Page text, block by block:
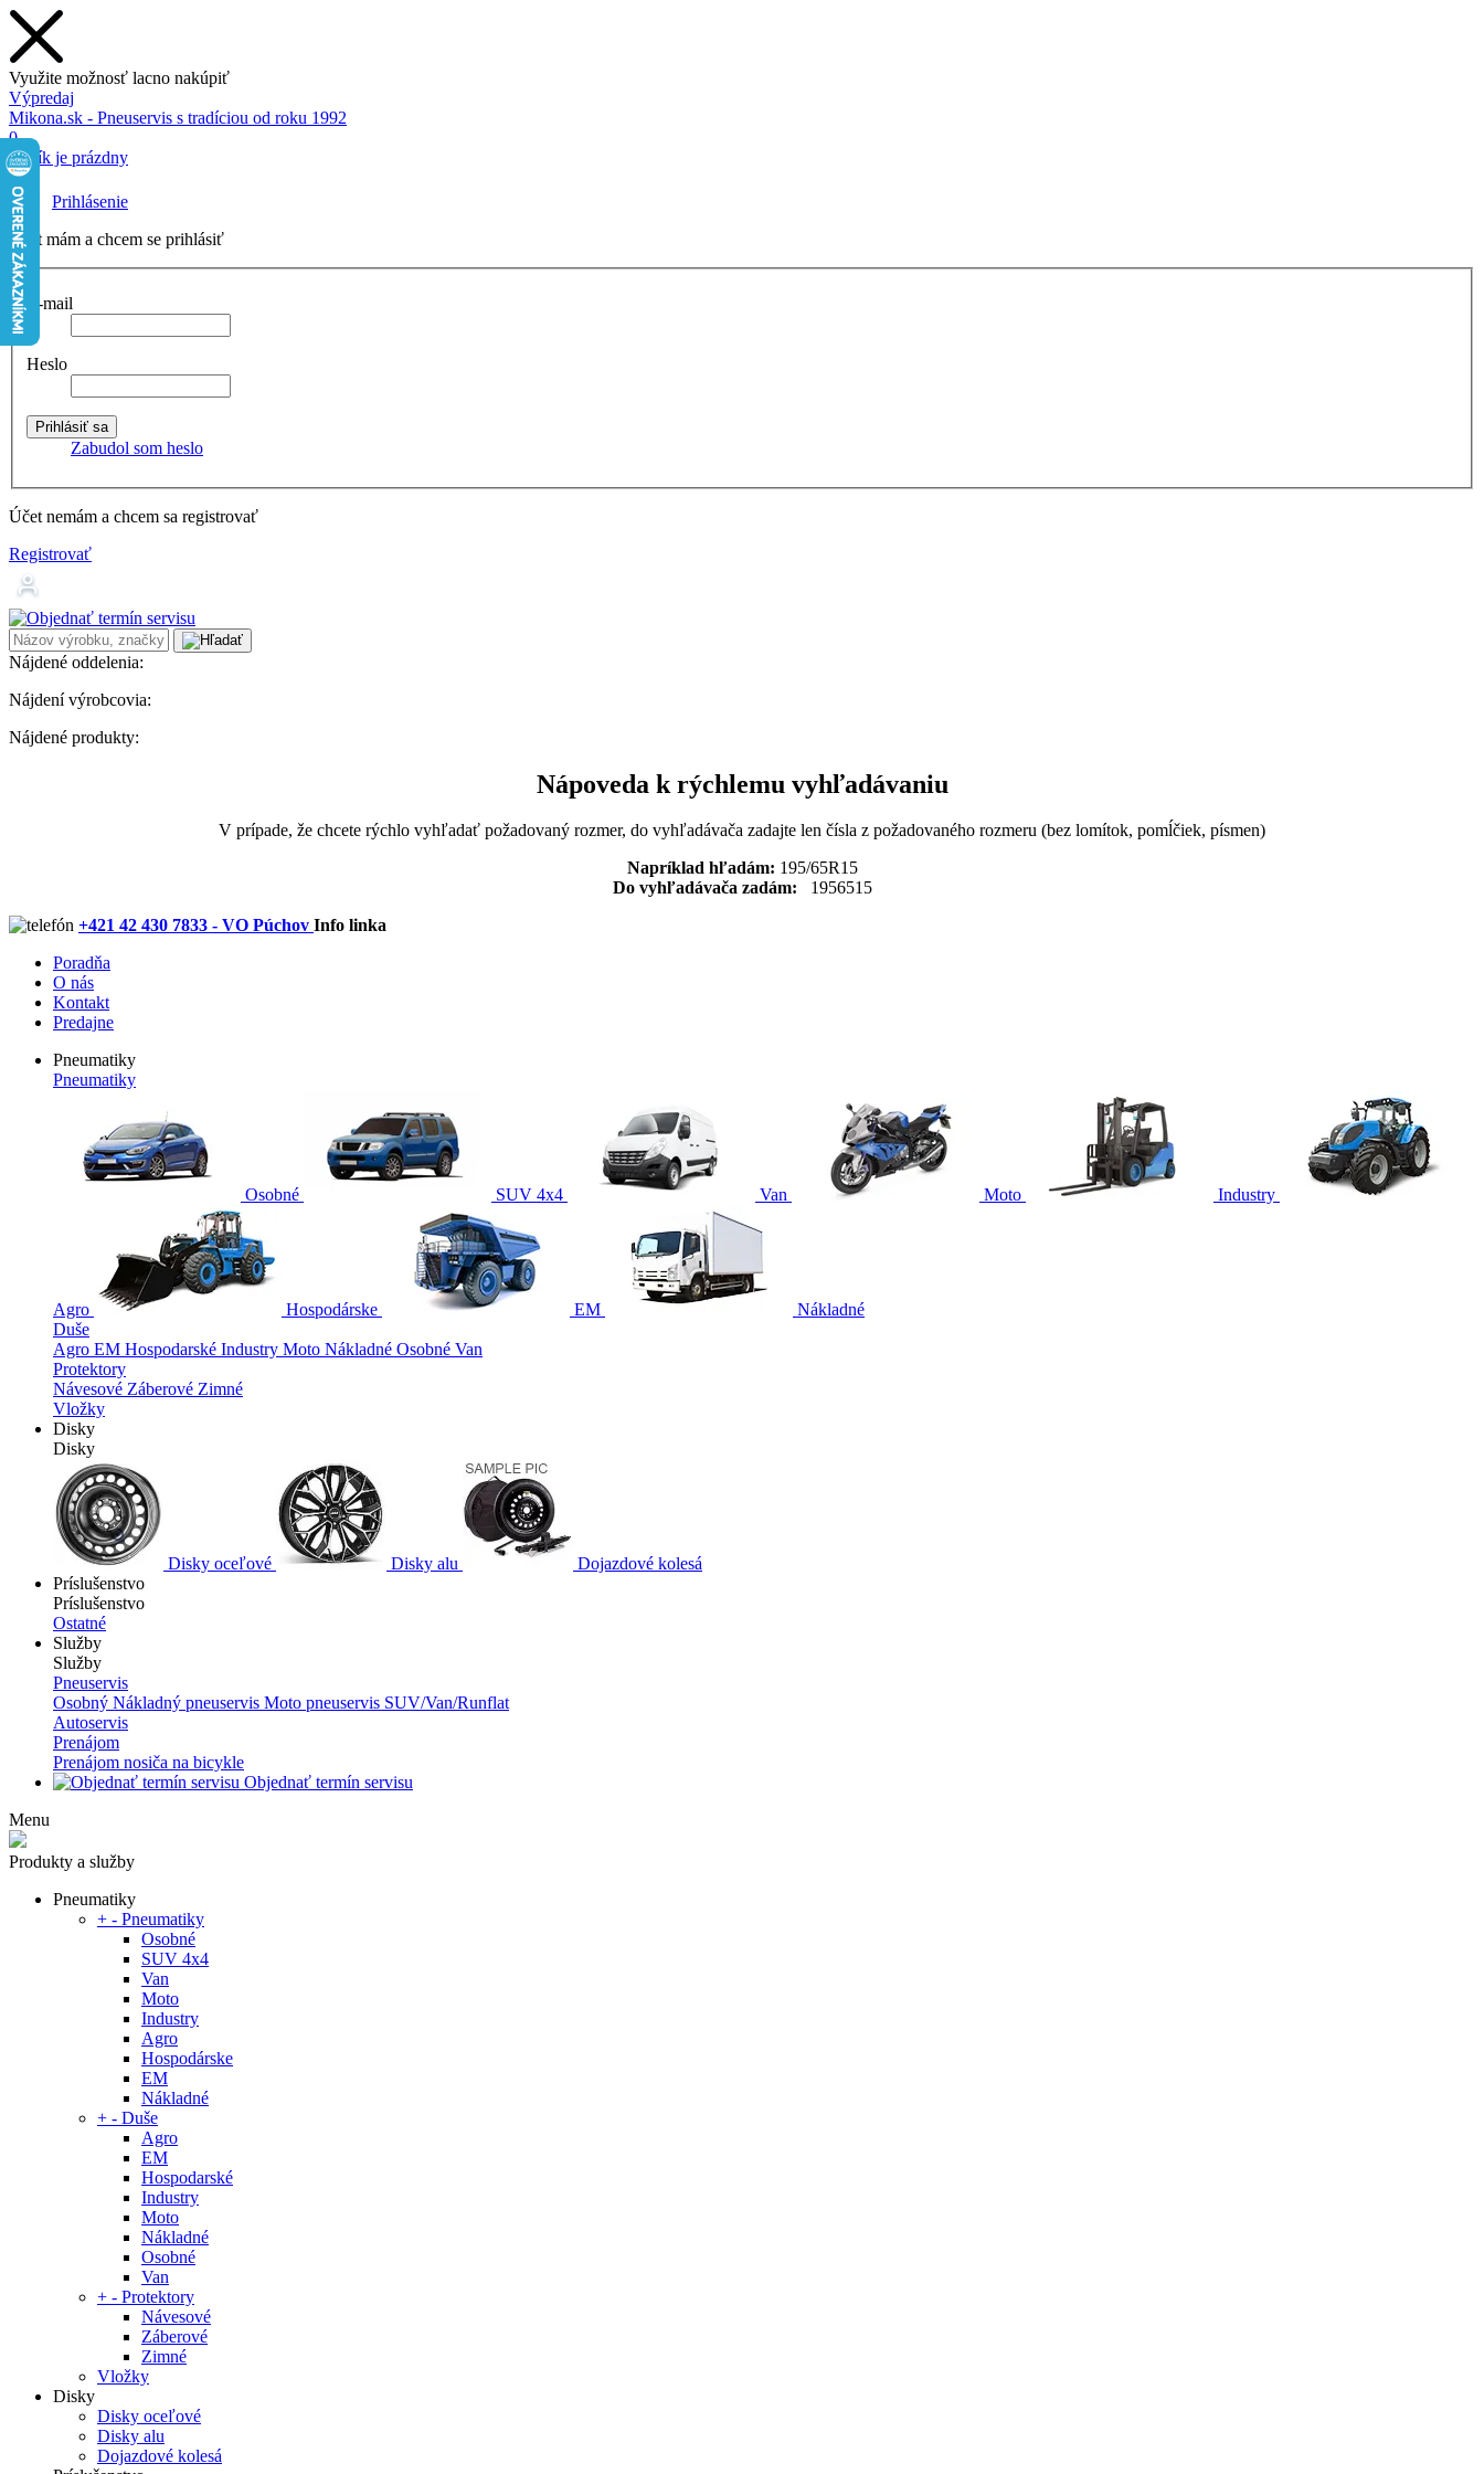
Využite možnosť lacno nakúpiť
Výpredaj
Mikona.sk - Pneuservis s tradíciou od roku 1992
0
Košík je prázdny
Prihlásenie
Účet mám a chcem se prihlásiť
E-mail
Heslo
Zabudol som heslo
Účet nemám a chcem sa registrovať
Registrovať
Nájdené oddelenia:
Nájdení výrobcovia:
Nájdené produkty:
Nápoveda k rýchlemu vyhľadávaniu
V prípade, že chcete rýchlo vyhľadať požadovaný rozmer, do vyhľadávača zadajte len čísla z požadovaného rozmeru (bez lomítok, pomĺčiek, písmen)
Napríklad hľadám: 195/65R15
Do vyhľadávača zadám: 1956515
+421 42 430 7833 - VO Púchov Info linka
Poradňa
O nás
Kontakt
Predajne
Pneumatiky
Pneumatiky
Osobné SUV 4x4 Van Moto Industry
Agro Hospodárske EM
Nákladné
Duše
Agro EM Hospodarské Industry Moto Nákladné Osobné Van
Protektory
Návesové Záberové Zimné
Vložky
Disky
Disky
Disky oceľové Disky alu
Dojazdové kolesá
Príslušenstvo
Príslušenstvo
Ostatné
Služby
Služby
Pneuservis
Osobný Nákladný pneuservis Moto pneuservis SUV/Van/Runflat
Autoservis
Prenájom
Prenájom nosiča na bicykle
Objednať termín servisu
Menu
Produkty a služby
Pneumatiky
+ - Pneumatiky
Osobné
SUV 4x4
Van
Moto
Industry
Agro
Hospodárske
EM
Nákladné
+ - Duše
Agro
EM
Hospodarské
Industry
Moto
Nákladné
Osobné
Van
+ - Protektory
Návesové
Záberové
Zimné
Vložky
Disky
Disky oceľové
Disky alu
Dojazdové kolesá